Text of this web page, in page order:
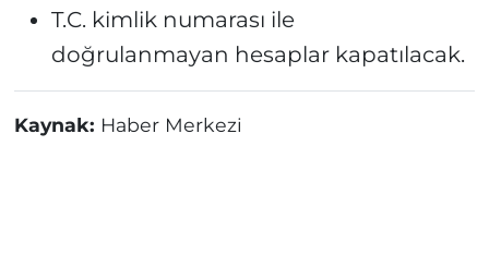
T.C. kimlik numarası ile
doğrulanmayan hesaplar kapatılacak.
Kaynak: Haber Merkezi